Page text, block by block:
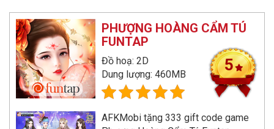
PHƯỢNG HOÀNG CẨM TÚ
FUNTAP
Đồ hoạ: 2D
Dung lượng: 460MB
5
AFKMobi tặng 333 gift code game